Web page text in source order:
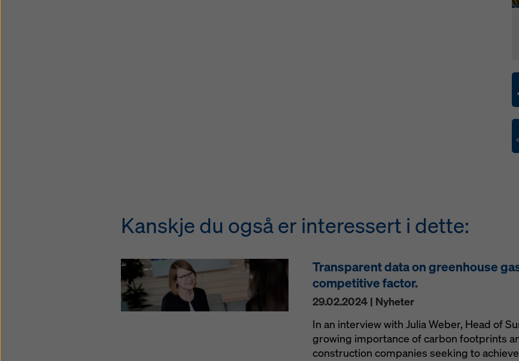
Kanskje du også er interessert i dette:
Transparent data on greenhouse
competitive factor.
29.02.2024 | Nyheter
In an interview with Julia Weber, Head of
growing importance of carbon footprints
construction companies seeking to